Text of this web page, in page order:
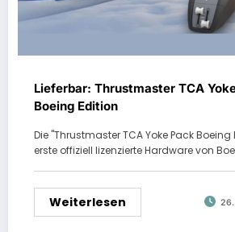
Lieferbar: Thrustmaster TCA
Boeing Edition
Die "Thrustmaster TCA Yoke Pack
erste offiziell lizenzierte Hardware von
Weiterlesen 26.